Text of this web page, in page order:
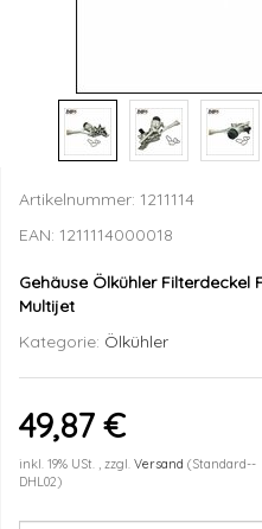
Artikelnummer: 1211114
EAN: 1211114000018
Gehäuse Ölkühler Filterdeckel
Multijet
Kategorie: Ölkühler
49,87 €
inkl. 19% USt. , zzgl. Versand (Standard--
DHL02)